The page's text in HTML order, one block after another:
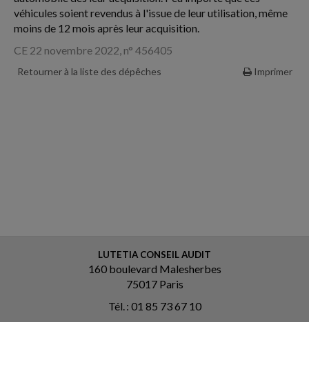
véhicules soient revendus à l'issue de leur utilisation, même
moins de 12 mois après leur acquisition.
CE 22 novembre 2022, n° 456405
Retourner à la liste des dépêches Imprimer
LUTETIA CONSEIL AUDIT
160 boulevard Malesherbes
75017 Paris
Tél. : 01 85 73 67 10